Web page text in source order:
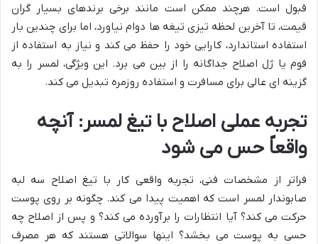
قبول است. هرچند ممکن است مانند برخی برندهای بسیار گران
قیمت، تا آخرین لحظه تیزی تیغه ها دوام نیاورد، اما برای چندین بار
استفاده استاندارد، کارایی خود را حفظ می کند و نیاز به استفاده از
فوم یا ژل اصلاح جداگانه را از بین می برد. این ویژگی، لمسر را به
گزینه ای عالی برای مسافرت و استفاده روزمره تبدیل می کند.
تجربه عملی اصلاح با تیغ لمسر: آنچه
واقعاً حس می شود
فراتر از مشخصات فنی، تجربه واقعی کار با تیغ اصلاح سه لبه
صابوندار لمسر است که اهمیت پیدا می کند. چگونه بر روی پوست
حرکت می کند؟ آیا انتظارات را برآورده می کند؟ و پس از اصلاح چه
حسی به پوست می بخشد؟ اینها سوالاتی هستند که هر مصرف